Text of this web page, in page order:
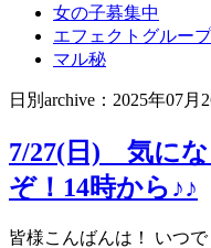
女の子募集中
エフェクトグルー
マル秘
日別archive：2025年07月
7/27(日) 気にな
ぞ！14時から♪♪
皆様こんばんは！ いつ